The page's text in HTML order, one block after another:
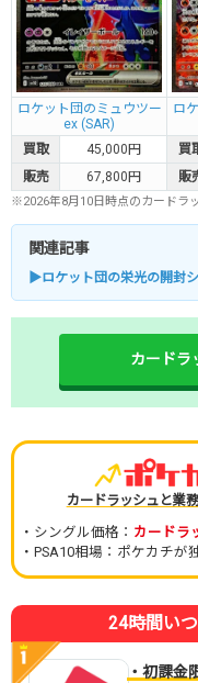
ロケット団のミュウツー
ex (SAR)
ロ
買取
45,000円 買
販売
67,800円 販
※2026年8月10日時点のカードラ
関連記事
▶ロケット団の栄光の開封
カードラ
カードラッシュと業
・シングル価格： カードラ
・PSA10相場：ポケカチ
24時間い
・初課金